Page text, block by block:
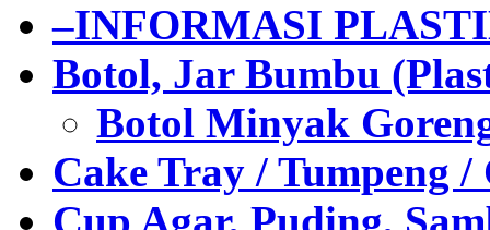
–INFORMASI
Botol, Jar Bumbu
Botol Minyak
Cake Tray / Tumpeng /